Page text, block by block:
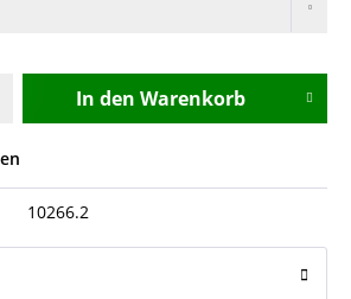
In den Warenkorb
10266.2